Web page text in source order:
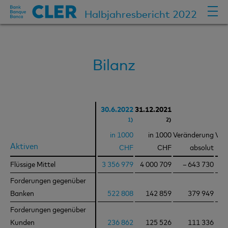
Halbjahresbericht 2022
Bilanz
Aktiven
30.6.2022
1)
in 1000
CHF
31.12.2021
2)
in 1000
CHF
Veränderung
absolut
Flüssige Mittel 3 356 979 4 000 709 – 643 730
Forderungen gegenüber
Banken
522 808 142 859 379 949
Forderungen gegenüber
Kunden
236 862 125 526 111 336
Aktiven
Flüssige Mittel
Forderungen gegenüber
Banken
Forderungen gegenüber
Kunden